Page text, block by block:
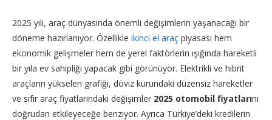
2025 yılı, araç dünyasında önemli değişimlerin yaşanacağı bir
döneme hazırlanıyor. Özellikle ikinci el araç piyasası hem
ekonomik gelişmeler hem de yerel faktörlerin ışığında hareketli
bir yıla ev sahipliği yapacak gibi görünüyor. Elektrikli ve hibrit
araçların yükselen grafiği, döviz kurundaki düzensiz hareketler
ve sıfır araç fiyatlarındaki değişimler 2025 otomobil fiyatlarını
doğrudan etkileyeceğe benziyor. Ayrıca Türkiye’deki kredilerin